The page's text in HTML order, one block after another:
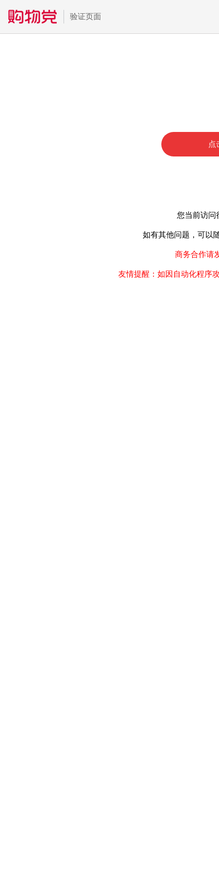
验证页面
点
您当前访问
如有其他问题，可以
商务合作请
友情提醒：如因自动化程序